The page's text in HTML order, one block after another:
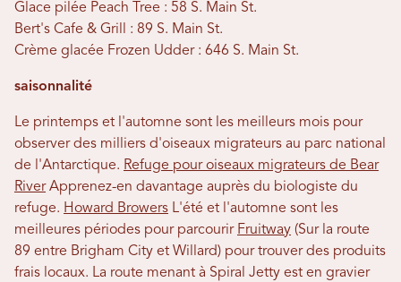
Glace pilée Peach Tree : 58 S. Main St.
Bert's Cafe & Grill : 89 S. Main St.
Crème glacée Frozen Udder : 646 S. Main St.
saisonnalité
Le printemps et l'automne sont les meilleurs mois pour
observer des milliers d'oiseaux migrateurs au parc national
de l'Antarctique. Refuge pour oiseaux migrateurs de Bear
RiverApprenez-en davantage auprès du biologiste du
refuge. Howard Browers L'été et l'automne sont les
meilleures périodes pour parcourir Fruitway (Sur la route
89 entre Brigham City et Willard) pour trouver des produits
frais locaux. La route menant à Spiral Jetty est en gravier